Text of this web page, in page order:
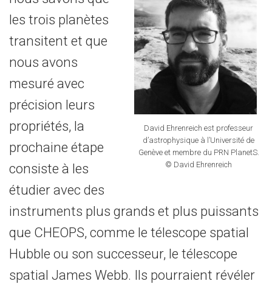
David Ehrenreich est professeur
d’astrophysique à l’Université de
Genève et membre du PRN PlanetS.
© David Ehrenreich
les trois planètes
transitent et que
nous avons
mesuré avec
précision leurs
propriétés, la
prochaine étape
consiste à les
étudier avec des
instruments plus grands et plus puissants
que CHEOPS, comme le télescope spatial
Hubble ou son successeur, le télescope
spatial James Webb. Ils pourraient révéler